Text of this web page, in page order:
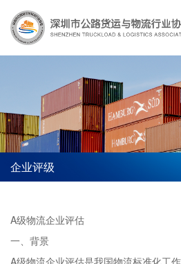
企业评级
A级物流企业评估
一、背景
A级物流企业评估是我国物流标准化工